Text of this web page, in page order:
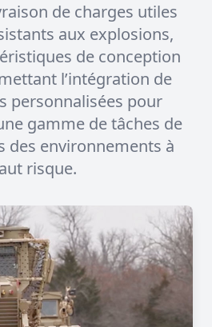
de charges utiles
aux explosions,
de conception
l’intégration de
personnalisées pour
gamme de tâches de
des environnements à
risque.